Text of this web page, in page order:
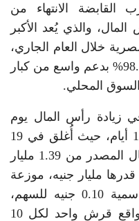
الانتهاء من
والذي يُعد الأكبر
خلال العام الجاري،
محققًا نسبة تغطية بلغت نحو 98.66% بدعم واسع من كبار
المحلي.
زيادة رأس المال يوم
الأحد الموافق 5 أبريل، ولمدة 10 أيام، حيث أُغلق في 19
أبريل، مستهدفة زيادة رأس المال المصدر من 1.39 مليار
بزيادة قدرها مليار جنيه، موزعة
على 10 مليارات سهم بقيمة اسمية 0.10 جنيه للسهم،
بالإضافة إلى مصاريف إصدار بواقع قرش واحد لكل 10